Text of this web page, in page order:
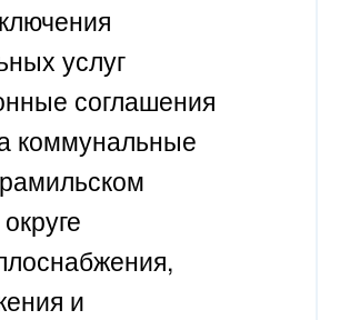
услуг
соглашения
коммунальные
и